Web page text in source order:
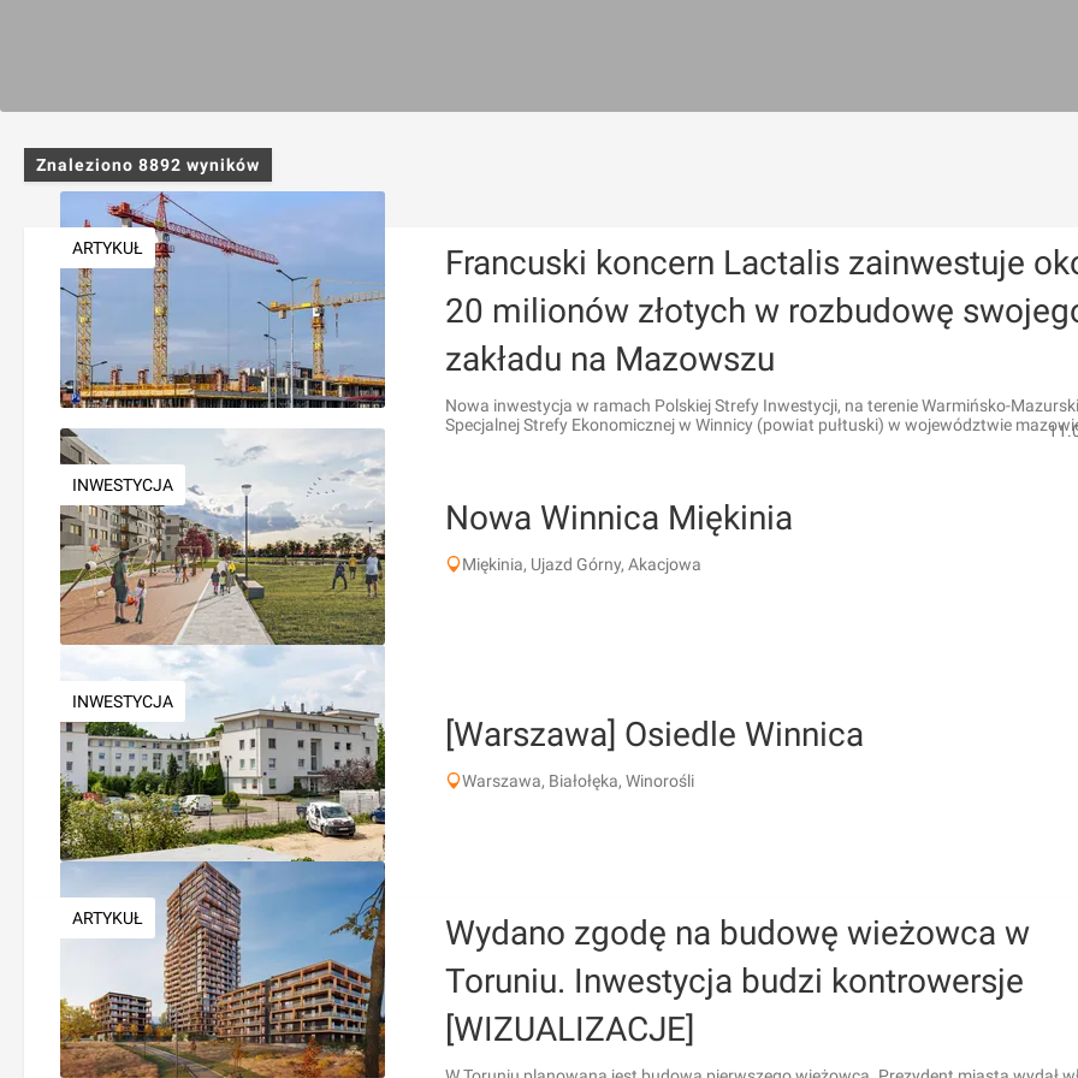
Znaleziono 8892 wyników
ARTYKUŁ
Francuski koncern Lactalis zainwestuje
20 milionów złotych w rozbudowę
zakładu na Mazowszu
Nowa inwestycja w ramach Polskiej Strefy Inwestycji, na terenie Warmińsko-
Specjalnej Strefy Ekonomicznej w Winnicy (powiat pułtuski) w województwie
INWESTYCJA
Nowa Winnica Miękinia
Miękinia, Ujazd Górny, Akacjowa
INWESTYCJA
[Warszawa] Osiedle Winnica
Warszawa, Białołęka, Winorośli
ARTYKUŁ
Wydano zgodę na budowę wieżowca w
Toruniu. Inwestycja budzi kontrowersje
[WIZUALIZACJE]